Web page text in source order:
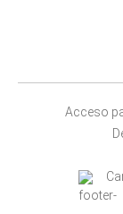
Acceso